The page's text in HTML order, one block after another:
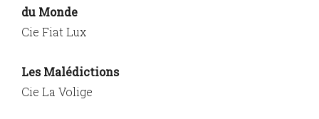
du Monde
Cie Fiat Lux
Les Malédictions
Cie La Volige